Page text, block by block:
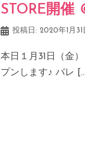
STORE開催
投稿日: 2020年1月31
本日１月31日（金
プンします♪ バレ […]